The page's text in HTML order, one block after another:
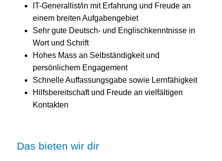
IT-Generallist/in mit Erfahrung und Freude an
einem breiten Aufgabengebiet
Sehr gute Deutsch- und Englischkenntnisse in
Wort und Schrift
Hohes Mass an Selbständigkeit und
persönlichem Engagement
Schnelle Auffassungsgabe sowie Lernfähigkeit
Hilfsbereitschaft und Freude an vielfältigen
Kontakten
Das bieten wir dir